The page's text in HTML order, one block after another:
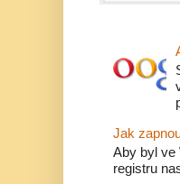
Jak
Aby byl ve
registru